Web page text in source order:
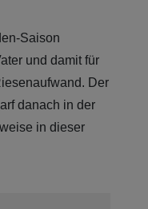
Saison
und damit für
Der
danach in der
in dieser